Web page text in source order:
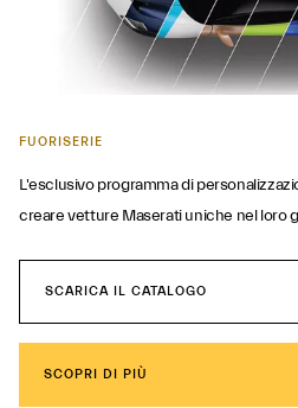
FUORISERIE
L'esclusivo programma di
creare vetture Maserati uniche nel loro
SCARICA IL CATALOGO
SCOPRI DI PIÙ